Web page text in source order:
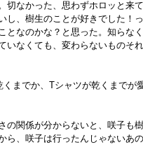
切なかった、思わずホロッと来
し、樹生のことが好きでした！
となのかな？と思った。知らな
いなくても、変わらないものそ
までか、Tシャツが乾くまでが
の関係が分からないと、咲子も
ら、咲子は行ったんじゃないあの